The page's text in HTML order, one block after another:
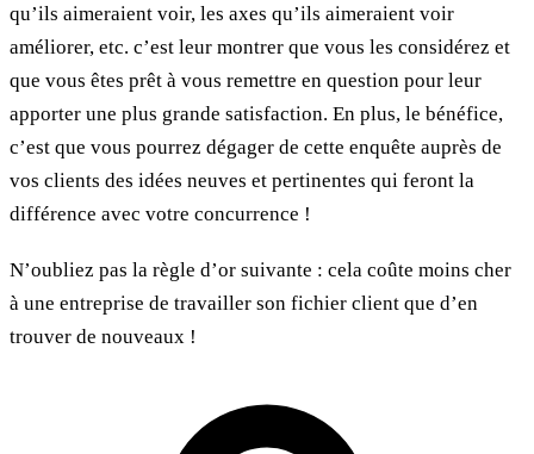
qu’ils aimeraient voir, les axes qu’ils aimeraient voir
améliorer, etc. c’est leur montrer que vous les considérez et
que vous êtes prêt à vous remettre en question pour leur
apporter une plus grande satisfaction. En plus, le bénéfice,
c’est que vous pourrez dégager de cette enquête auprès de
vos clients des idées neuves et pertinentes qui feront la
différence avec votre concurrence !
N’oubliez pas la règle d’or suivante : cela coûte moins cher
à une entreprise de travailler son fichier client que d’en
trouver de nouveaux !